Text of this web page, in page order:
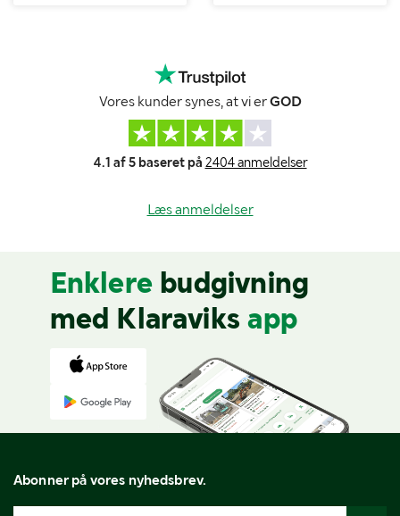
Vores kunder synes, at vi erGOD
4.1 af 5 baseret på 2404 anmeldelser
Læs anmeldelser
Enklere budgivning
med Klaraviks app
Abonner på vores nyhedsbrev.